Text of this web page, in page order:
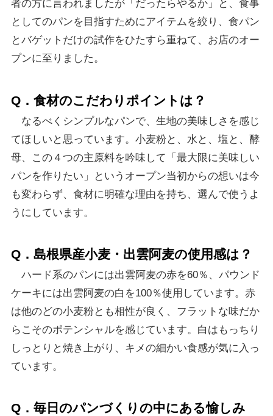
者の方に言われましたが「だったらやるか」と、食事
としてのパンを目指すためにアイテムを絞り、食パン
とバゲットだけの試作をひたすら重ねて、お店のオー
プンに至りました。
Q．食材のこだわりポイントは？
なるべくシンプルなパンで、生地の美味しさを感じ
てほしいと思っています。小麦粉と、水と、塩と、酵
母、この４つの主原料を吟味して「最大限に美味しい
パンを作りたい」というオープン当初からの想いは今
も変わらず、食材に明確な理由を持ち、選んで使うよ
うにしています。
Q．島根県産小麦・出雲阿麦の使用感は？
ハード系のパンには出雲阿麦の赤を60％、パウンド
ケーキには出雲阿麦の白を100％使用しています。赤
は他のどの小麦粉とも相性が良く、フラットな味だか
らこそのポテンシャルを感じています。白はもっちり
しっとりと焼き上がり、キメの細かい食感が気に入っ
ています。
Q．毎日のパンづくりの中にある愉しみ